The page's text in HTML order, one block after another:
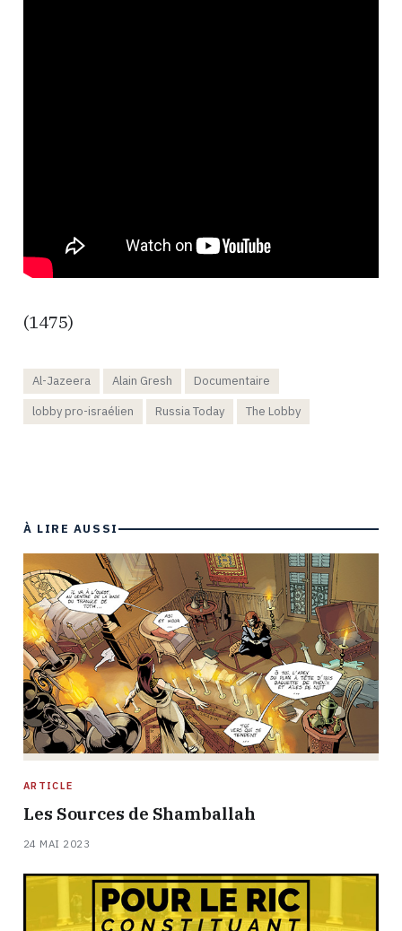
(1475)
Al-Jazeera Alain Gresh
Documentaire
lobby pro-israélien
Russia Today The Lobby
À LIRE AUSSI
ARTICLE
Les Sources de Shamballah
24 MAI 2023